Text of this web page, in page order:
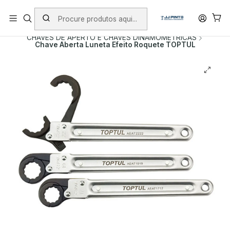
PORTES INCLUÍDOS EM ENCOMENDAS +75€ (excepto ilhas)
Início PRODUTOS
FERRAMENTA MANUAL
CHAVES DE APERTO E CHAVES DINAMOMETRICAS
Chave Aberta Luneta Efeito Roquete TOPTUL